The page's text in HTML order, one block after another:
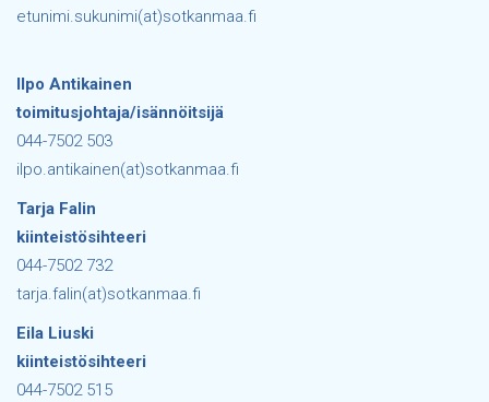
etunimi.sukunimi(at)sotkanmaa.fi
Ilpo Antikainen
toimitusjohtaja/isännöitsijä
044-7502 503
ilpo.antikainen(at)sotkanmaa.fi
Tarja Falin
kiinteistösihteeri
044-7502 732
tarja.falin(at)sotkanmaa.fi
Eila Liuski
kiinteistösihteeri
044-7502 515